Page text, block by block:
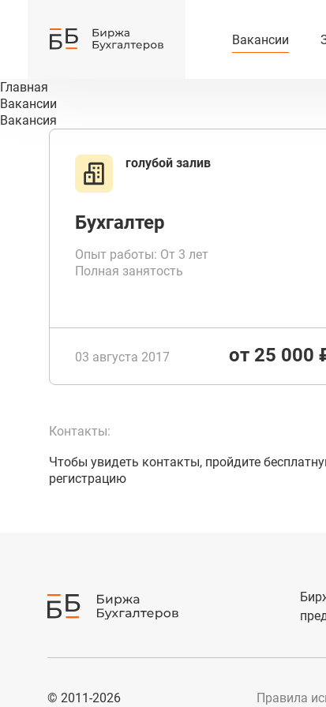
Вакансии
Главная
Вакансии
Вакансия
голубой залив
Бухгалтер
Опыт работы: От 3 лет
Полная занятость
03 августа 2017 от 25 000
Контакты:
Чтобы увидеть контакты, пройдите
регистрацию
© 2011-2026 Правила